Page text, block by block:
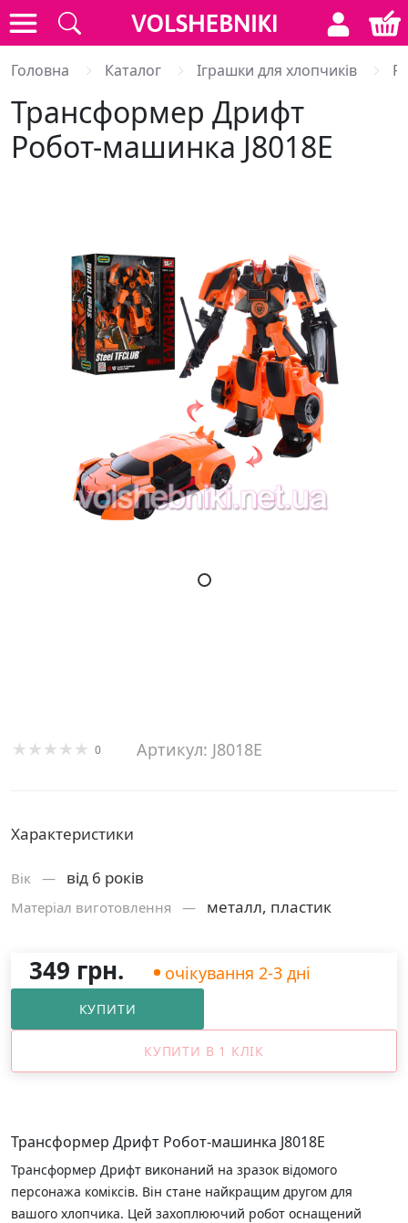
Головна Каталог Іграшки для хлопчиків
Трансформер Дрифт
Робот-машинка J8018E
0 Артикул: J8018E
Характеристики
Вік — від 6 років
Матеріал виготовлення — металл, пластик
349 грн. очікування 2-3 дні
КУПИТИ
КУПИТИ В 1 КЛІК
Трансформер Дрифт Робот-машинка J8018E
Трансформер Дрифт виконаний на зразок відомого
персонажа коміксів. Він стане найкращим другом для
вашого хлопчика. Цей захоплюючий робот оснащений